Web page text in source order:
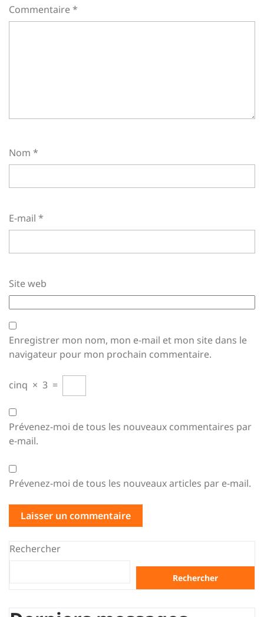
Commentaire*
Nom *
E-mail *
Site web
Enregistrer mon nom, mon e-mail et mon site dans le
navigateur pour mon prochain commentaire.
cinq × 3 =
Prévenez-moi de tous les nouveaux commentaires par
e-mail.
Prévenez-moi de tous les nouveaux articles par e-mail.
Rechercher
Rechercher